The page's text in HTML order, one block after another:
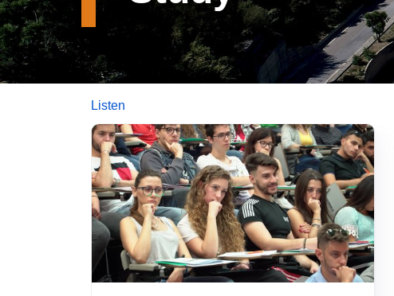
Listen
Immagine